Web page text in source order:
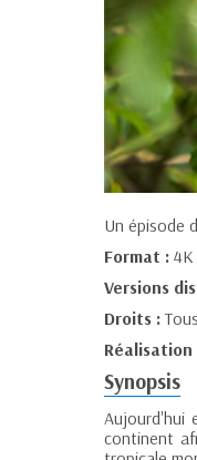
Un épisode
Format : 4K
Versions
Droits :
Réalisation
Synopsis
Aujourd'hui
continent